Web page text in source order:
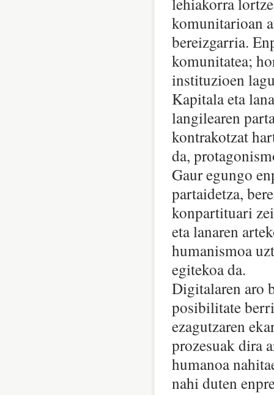
komunitarioan
bereizgarria.
komunitatea;
instituzioen
Kapitala eta
langilearen
kontrakotzat
da,
Gaur egungo
partaidetza,
konpartituari
eta lanaren
humanismoa
egitekoa da.
Digitalaren aro
posibilitate
ezagutzaren
prozesuak dira
humanoa
nahi duten